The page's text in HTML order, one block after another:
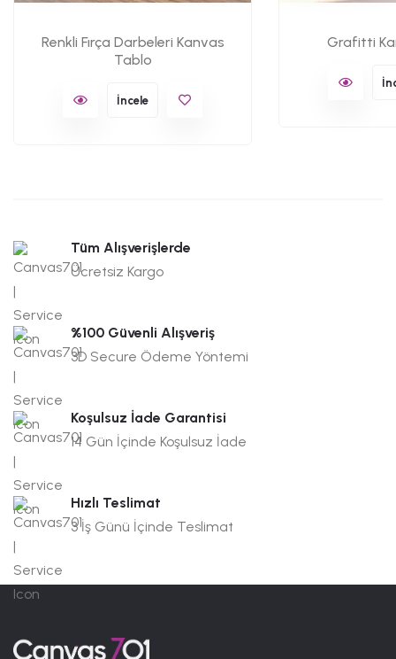
Renkli Fırça Darbeleri Kanvas
Tablo
İncele
Grafitti
Tüm Alışverişlerde
Ücretsiz Kargo
%100 Güvenli Alışveriş
3D Secure Ödeme Yöntemi
Koşulsuz İade Garantisi
14 Gün İçinde Koşulsuz İade
Hızlı Teslimat
3 İş Günü İçinde Teslimat